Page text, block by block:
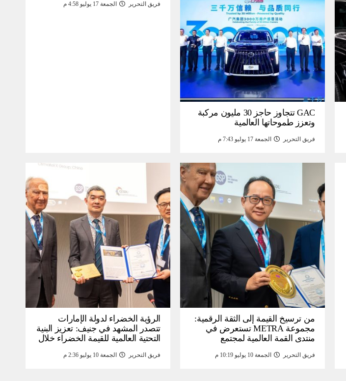
GAC تتجاوز حاجز 30 مليون مركبة
وتعزز طموحاتها العالمية
فريق التحرير الجمعة 17 يوليو 7:43 م
فريق التحرير الجمعة 17 يوليو 4:58 م
من ترسيخ القيمة إلى الثقة الرقمية:
مجموعة METRA تستعرض في
منتدى القمة العالمية لمجتمع
تحتية للأصول الرقمية المدعومة
فريق التحرير الجمعة 10 يوليو 10:19 م
الرؤية الخضراء لدولة الإمارات
تتصدر المشهد في جنيف: تعزيز البنية
التحتية العالمية للقيمة الخضراء خلال
المعلومات WSIS 2026 وقمة “الذكاء
فريق التحرير الجمعة 10 يوليو 2:36 م